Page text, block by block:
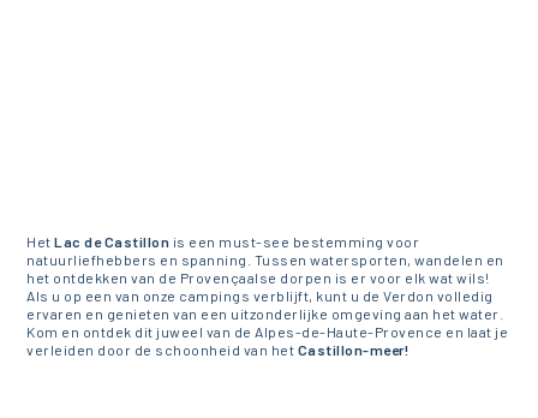
HetLac de Castillon is een must-see bestemming voor
natuurliefhebbers en spanning. Tussen watersporten, wandelen en
het ontdekken van de Provençaalse dorpen is er voor elk wat wils!
Als u op een van onze campings verblijft, kunt u de Verdon volledig
ervaren en genieten van een uitzonderlijke omgeving aan het water.
Kom en ontdek dit juweel van de Alpes-de-Haute-Provence en laat je
verleiden door de schoonheid van het Castillon-meer!